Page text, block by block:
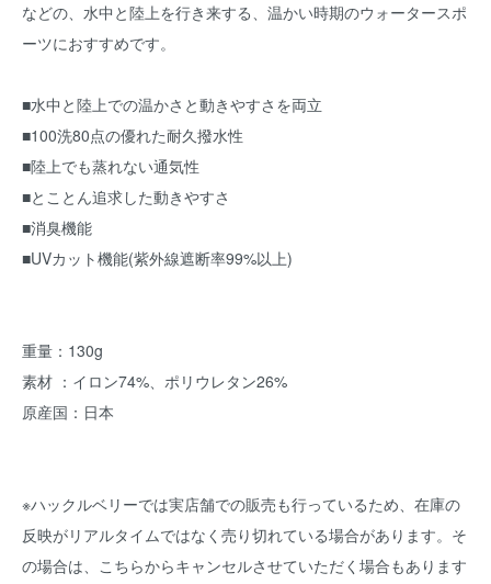
などの、水中と陸上を行き来する、温かい時期のウォータースポ
ーツにおすすめです。
■水中と陸上での温かさと動きやすさを両立
■100洗80点の優れた耐久撥水性
■陸上でも蒸れない通気性
■とことん追求した動きやすさ
■消臭機能
■UVカット機能(紫外線遮断率99%以上)
重量：130g
素材 ：イロン74%、ポリウレタン26%
原産国：日本
※ハックルベリーでは実店舗での販売も行っているため、在庫の
反映がリアルタイムではなく売り切れている場合があります。そ
の場合は、こちらからキャンセルさせていただく場合もあります